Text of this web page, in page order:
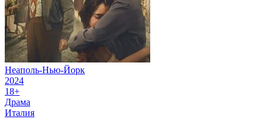
Неаполь-Нью-Йорк
2024
18+
Драма
Италия